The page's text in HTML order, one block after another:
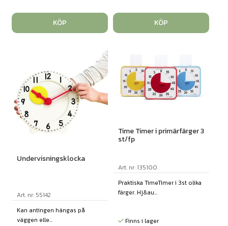
KÖP KÖP
Undervisningsklocka
Art. nr: 55142
Kan antingen hängas på
väggen elle...
Time Timer i primärfärger 3
st/fp
Art. nr: 135100
Praktiska TimeTimer i 3st olika
färger. Hj&au...
Finns i lager